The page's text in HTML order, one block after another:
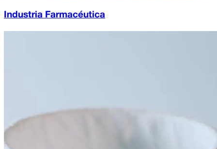
Industria Farmacéutica